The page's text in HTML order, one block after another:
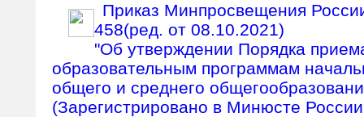
Приказ Минпросвещения
458(ред. от 08.10.2021)
"Об утверждении Порядка
образовательным программам
общего и среднего
(Зарегистрировано в Минюсте